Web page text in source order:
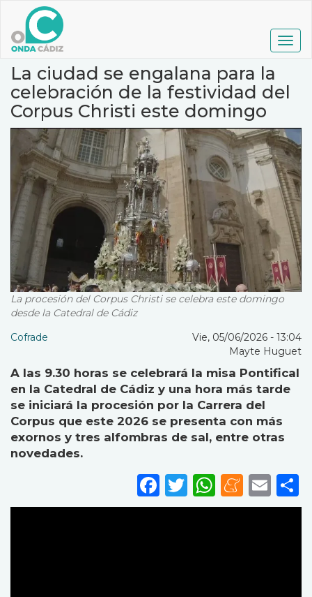
contenido
principal
La ciudad se engalana para la
celebración de la festividad del
Corpus Christi este domingo
La procesión del Corpus Christi se celebra este domingo
desde la Catedral de Cádiz
Cofrade
Vie, 05/06/2026 - 13:04
Mayte Huguet
A las 9.30 horas se celebrará la misa Pontifical
en la Catedral de Cádiz y una hora más tarde
se iniciará la procesión por la Carrera del
Corpus que este 2026 se presenta con más
exornos y tres alfombras de sal, entre otras
novedades.
Facebook
Twitter